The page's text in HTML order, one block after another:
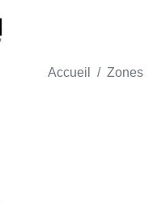
Accueil Zones